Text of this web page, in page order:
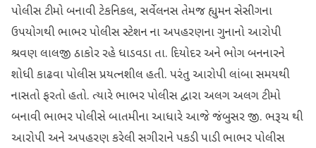
પોલીસ ટીમો બનાવી ટેકનિકલ, સર્વેલનસ તેમજ હ્યુમન સેસીગના
ઉપયોગથી ભાભર પોલીસ સ્ટેશન ના અપહરણના ગુનાનો આરોપી
શ્રવણ લાલજી ઠાકોર રહે ધાડવડા તા. દિયોદર અને ભોગ બનનારને
શોધી કાઢવા પોલીસ પ્રયત્નશીલ હતી. પરંતુ આરોપી લાંબા સમયથી
નાસતો ફરતો હતો. ત્યારે ભાભર પોલીસ દ્વારા અલગ અલગ ટીમો
બનાવી ભાભર પોલીસે બાતમીના આધારે આજે જંબુસર જી. ભરૂચ થી
આરોપી અને અપહરણ કરેલી સગીરાને પકડી પાડી ભાભર પોલીસ